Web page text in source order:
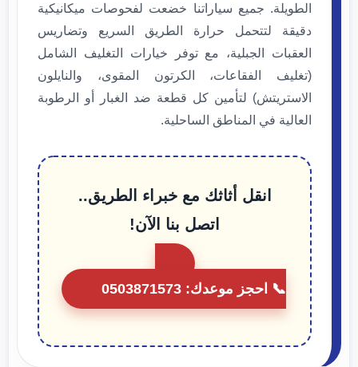
الطويلة. جميع سياراتنا خضعت لفحوصات ميكانيكية
دقيقة لتتحمل حرارة الطريق السريع وتضاريس
العقبات الجبلية، مع توفر خيارات التغليف الشامل
(تغليف الفقاعات، الكرتون المقوى، والنايلون
الاستريتش) لتأمين كل قطعة ضد الغبار أو الرطوبة
العالية في المناطق الساحلية.
انقل أثاثك مع خبراء الطريق..
اتصل بنا الآن!
📞 احجز موعدك: 0503871573